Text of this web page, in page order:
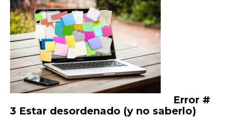
Error #
3 Estar desordenado (y no saberlo)